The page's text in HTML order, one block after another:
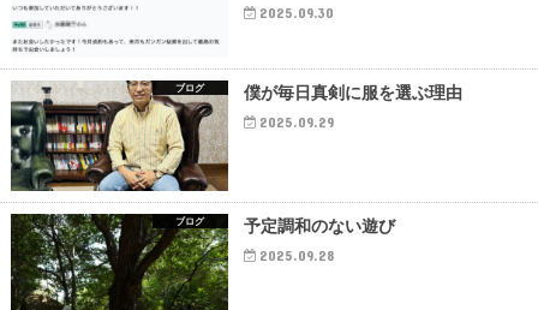
2025.09.30
ブログ 僕が毎日真剣に服を選ぶ理由
2025.09.29
ブログ 予定調和のない遊び
2025.09.28